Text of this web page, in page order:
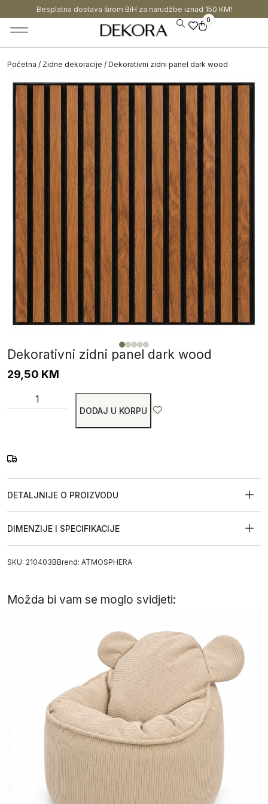
Besplatna dostava širom BiH za narudžbe iznad 150 KM!
0
Početna / Zidne dekoracije / Dekorativni zidni panel dark wood
Dekorativni zidni panel dark wood
29,50 KM
DODAJ U KORPU
DETALJNIJE O PROIZVODU
DIMENZIJE I SPECIFIKACIJE
SKU: 210403BBrend: ATMOSPHERA
Možda bi vam se moglo svidjeti: